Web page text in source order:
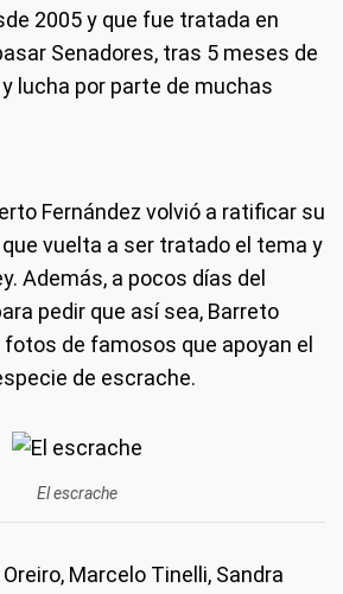
2005 y que fue tratada en
Senadores, tras 5 meses de
lucha por parte de muchas
Fernández volvió a ratificar su
vuelta a ser tratado el tema y
Además, a pocos días del
pedir que así sea, Barreto
de famosos que apoyan el
de escrache.
El escrache
Marcelo Tinelli, Sandra